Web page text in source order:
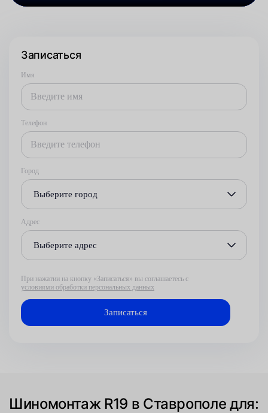
Записаться
Имя
Телефон
Город
Выберите город
Адрес
Выберите адрес
При нажатии на кнопку «Записаться» вы соглашаетесь с
условиями обработки персональных данных
Шиномонтаж R19 в Ставрополе для: